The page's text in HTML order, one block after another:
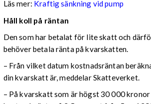
Läs mer: Kraftig sänkning vid pump
Håll koll på räntan
Den som har betalat för lite skatt och
behöver betala ränta på kvarskatten.
– Från vilket datum kostnadsräntan
din kvarskatt är, meddelar Skatteverket.
– På kvarskatt som är högst 30 000 kronor